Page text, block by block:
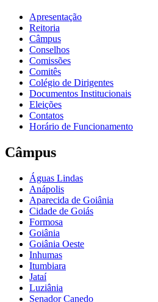
Apresentação
Reitoria
Câmpus
Conselhos
Comissões
Comitês
Colégio de Dirigentes
Documentos Institucionais
Eleições
Contatos
Horário de Funcionamento
Câmpus
Águas Lindas
Anápolis
Aparecida de Goiânia
Cidade de Goiás
Formosa
Goiânia
Goiânia Oeste
Inhumas
Itumbiara
Jataí
Luziânia
Senador Canedo